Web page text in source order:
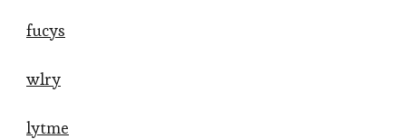
fucys
wlry
lytme